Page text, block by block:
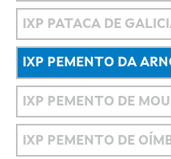
IXP PATACA DE
IXP PEMENTO DA
IXP PEMENTO DE
IXP PEMENTO DE